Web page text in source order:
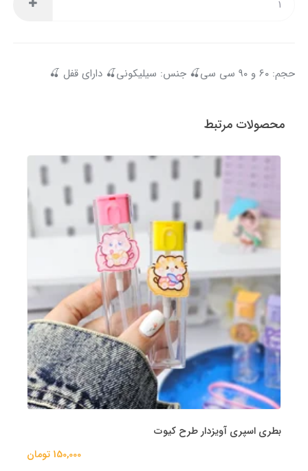
حجم: ۶۰ و ۹۰ سی سی🍒 جنس: سیلیکونی🍒 دارای قفل 🍒
محصولات مرتبط
بطری اسپری آویزدار طرح کیوت
150,000 تومان